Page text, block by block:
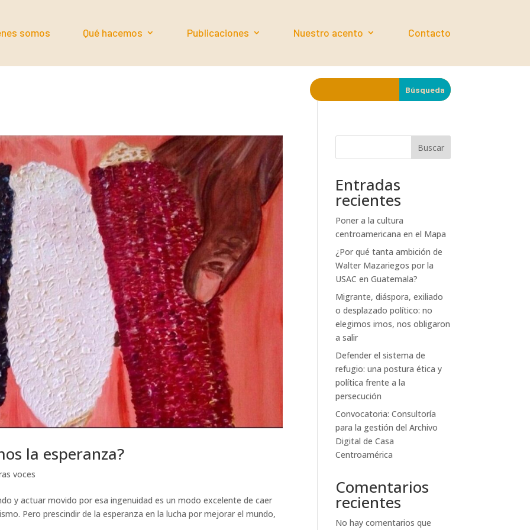
somos Qué hacemos Publicaciones Nuestro acento Contacto
la esperanza?
voces
y actuar movido por esa ingenuidad es un modo excelente de caer
Pero prescindir de la esperanza en la lucha por mejorar el mundo,
Buscar
Entradas
recientes
Poner a la cultura
centroamericana en el Mapa
¿Por qué tanta ambición de
Walter Mazariegos por la
USAC en Guatemala?
Migrante, diáspora, exiliado
o desplazado político: no
elegimos irnos, nos obligaron
a salir
Defender el sistema de
refugio: una postura ética y
política frente a la
persecución
Convocatoria: Consultoría
para la gestión del Archivo
Digital de Casa
Centroamérica
Comentarios
recientes
No hay comentarios que